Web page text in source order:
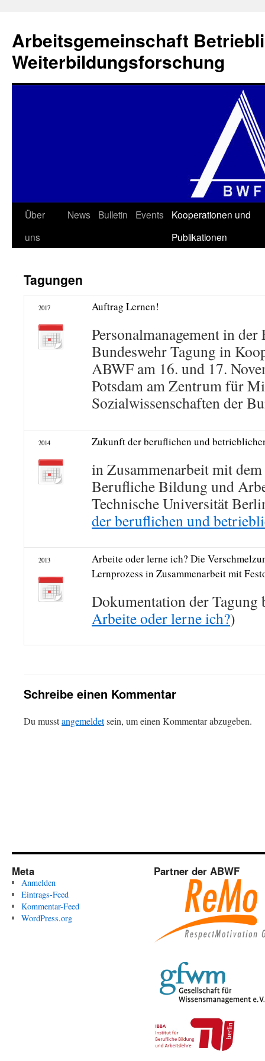
springen
Arbeitsgemeinschaft
Weiterbildungsforschung
Über
uns
News Bulletin Events
Kooperationen und
Publikationen
Tagungen
2017 Auftrag Lernen!
Personalmanagement in
Bundeswehr Tagung in
ABWF am 16. und 17.
Potsdam am Zentrum für
Sozialwissenschaften der
2014 Zukunft der beruflichen und
in Zusammenarbeit mit
Berufliche Bildung und
Technische Universität
der beruflichen und
2013
Arbeite oder lerne ich? Die
Lernprozess in Zusammenarbeit mit
Dokumentation der Tagung
Arbeite oder lerne ich?)
Schreibe einen Kommentar
Du musstangemeldetsein, um einen Kommentar abzugeben.
Meta
Anmelden
Eintrags-Feed
Kommentar-Feed
WordPress.org
Partner der ABWF